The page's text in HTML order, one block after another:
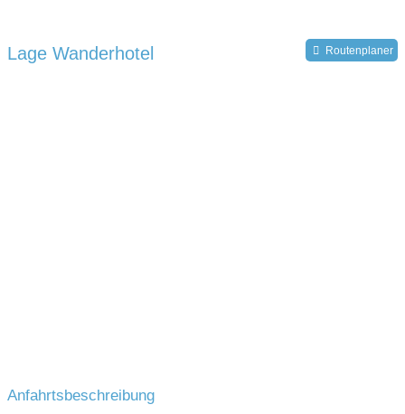
Lage Wanderhotel Routenplaner
Anfahrtsbeschreibung